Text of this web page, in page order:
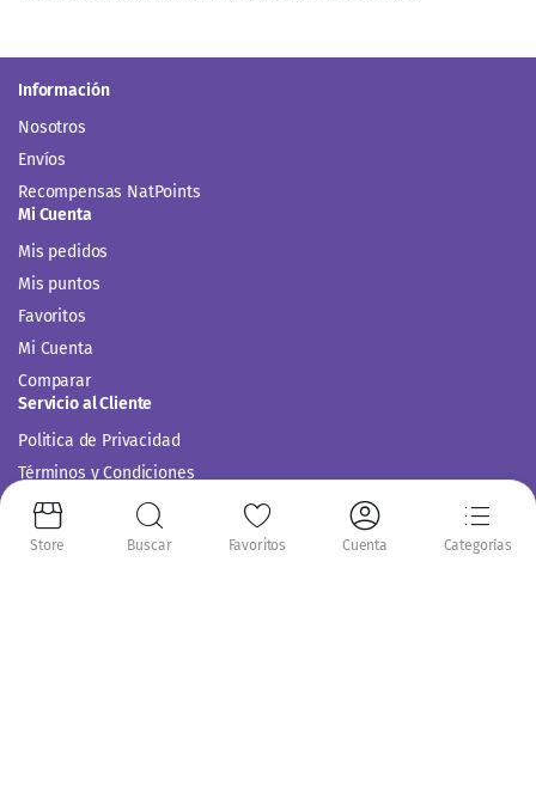
Información
Nosotros
Envíos
Recompensas NatPoints
Mi Cuenta
Mis pedidos
Mis puntos
Favoritos
Mi Cuenta
Comparar
Servicio al Cliente
Politica de Privacidad
Términos y Condiciones
Siguenos en:
Store Buscar Favoritos Cuenta Categorías